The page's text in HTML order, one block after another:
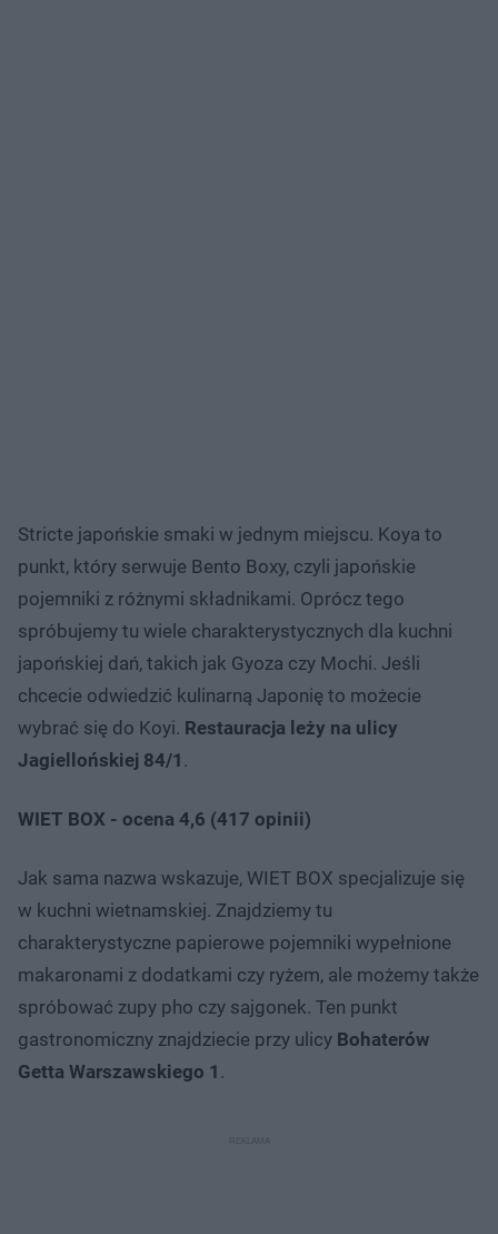
Stricte japońskie smaki w jednym miejscu. Koya to
punkt, który serwuje Bento Boxy, czyli japońskie
pojemniki z różnymi składnikami. Oprócz tego
spróbujemy tu wiele charakterystycznych dla kuchni
japońskiej dań, takich jak Gyoza czy Mochi. Jeśli
chcecie odwiedzić kulinarną Japonię to możecie
wybrać się do Koyi. Restauracja leży na ulicy
Jagiellońskiej 84/1 .
WIET BOX - ocena 4,6 (417 opinii)
Jak sama nazwa wskazuje, WIET BOX specjalizuje się
w kuchni wietnamskiej. Znajdziemy tu
charakterystyczne papierowe pojemniki wypełnione
makaronami z dodatkami czy ryżem, ale możemy także
spróbować zupy pho czy sajgonek. Ten punkt
gastronomiczny znajdziecie przy ulicy Bohaterów
Getta Warszawskiego 1 .